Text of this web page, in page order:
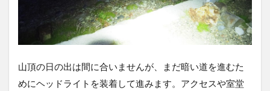
山頂の日の出は間に合いませんが、まだ暗い道を進むた
めにヘッドライトを装着して進みます。アクセスや室堂